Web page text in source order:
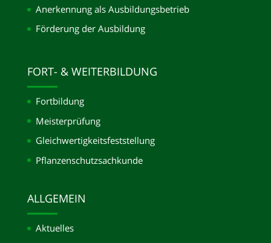
Anerkennung als Ausbildungsbetrieb
Förderung der Ausbildung
FORT- & WEITERBILDUNG
Fortbildung
Meisterprüfung
Gleichwertigkeits­feststellung
Pflanzenschutzsachkunde
ALLGEMEIN
Aktuelles